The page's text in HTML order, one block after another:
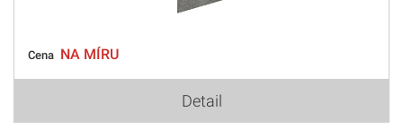
Cena NA MÍRU
Detail